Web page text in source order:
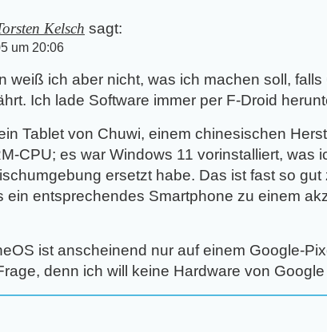
Kelsch sagt:
um 20:06
weiß ich aber nicht, was ich machen soll,
Ich lade Software immer per F-Droid
Tablet von Chuwi, einem chinesischen
CPU; es war Windows 11 vorinstalliert, was
ersetzt habe. Das ist fast so
ein entsprechendes Smartphone zu einem
ist anscheinend nur auf einem Google-
denn ich will keine Hardware von